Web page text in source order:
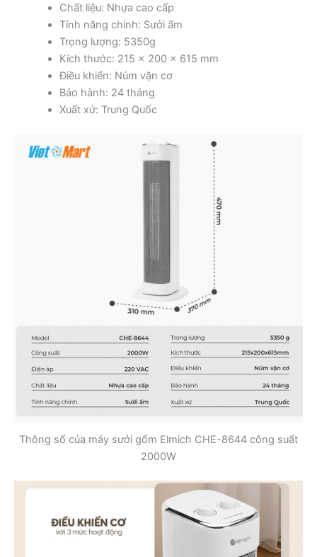
Chất liệu: Nhựa cao cấp
Tính năng chính: Sưởi ấm
Trọng lượng: 5350g
Kích thước: 215 × 200 × 615 mm
Điều khiển: Núm vặn cơ
Bảo hành: 24 tháng
Xuất xứ: Trung Quốc
Thông số của máy sưởi gốm Elmich CHE-8644 công suất
2000W